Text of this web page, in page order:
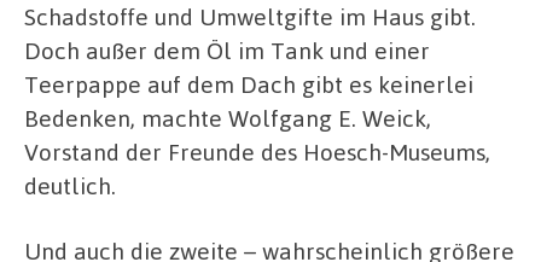
Schadstoffe und Umweltgifte im Haus gibt.
Doch außer dem Öl im Tank und einer
Teerpappe auf dem Dach gibt es keinerlei
Bedenken, machte Wolfgang E. Weick,
Vorstand der Freunde des Hoesch-Museums,
deutlich.
Und auch die zweite – wahrscheinlich größere